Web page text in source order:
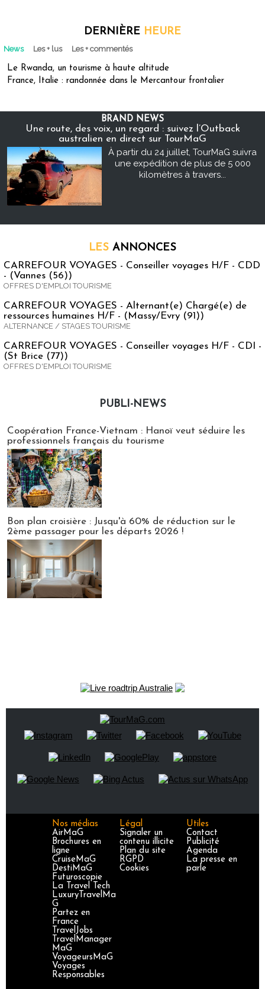
DERNIÈRE HEURE
News Les + lus Les + commentés
Le Rwanda, un tourisme à haute altitude
France, Italie : randonnée dans le Mercantour frontalier
BRAND NEWS
Une route, des voix, un regard : suivez l’Outback
australien en direct sur TourMaG
À partir du 24 juillet, TourMaG suivra
une expédition de plus de 5 000
kilomètres à travers...
LES ANNONCES
CARREFOUR VOYAGES - Conseiller voyages H/F - CDD
- (Vannes (56))
OFFRES D'EMPLOI TOURISME
CARREFOUR VOYAGES - Alternant(e) Chargé(e) de
ressources humaines H/F - (Massy/Evry (91))
ALTERNANCE / STAGES TOURISME
CARREFOUR VOYAGES - Conseiller voyages H/F - CDI -
(St Brice (77))
OFFRES D'EMPLOI TOURISME
PUBLI-NEWS
Coopération France-Vietnam : Hanoï veut séduire les
professionnels français du tourisme
Bon plan croisière : Jusqu'à 60% de réduction sur le
2ème passager pour les départs 2026 !
Nos médias
AirMaG
Brochures en
ligne
CruiseMaG
DestiMaG
Futuroscopie
La Travel Tech
LuxuryTravelMa
G
Partez en
France
TravelJobs
TravelManager
MaG
VoyageursMaG
Voyages
Responsables
Légal
Signaler un
contenu illicite
Plan du site
RGPD
Cookies
Utiles
Contact
Publicité
Agenda
La presse en
parle